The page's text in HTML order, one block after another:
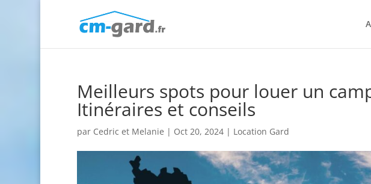
Meilleurs spots pour louer un
Itinéraires et conseils
par Cedric et Melanie | Oct 20, 2024| Location Gard